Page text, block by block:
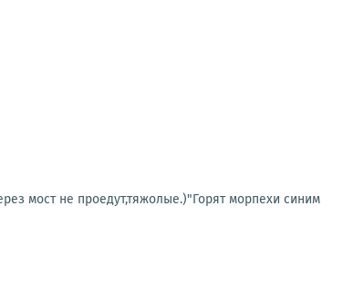
мост не проедут,тяжолые.)"Горят морпехи синим